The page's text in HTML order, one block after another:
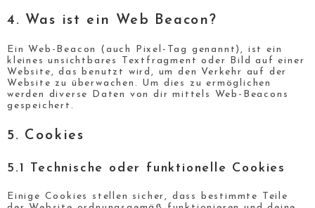
4. Was ist ein Web Beacon?
Ein Web-Beacon (auch Pixel-Tag genannt), ist ein
kleines unsichtbares Textfragment oder Bild auf einer
Website, das benutzt wird, um den Verkehr auf der
Website zu überwachen. Um dies zu ermöglichen
werden diverse Daten von dir mittels Web-Beacons
gespeichert.
5. Cookies
5.1 Technische oder funktionelle Cookies
Einige Cookies stellen sicher, dass bestimmte Teile